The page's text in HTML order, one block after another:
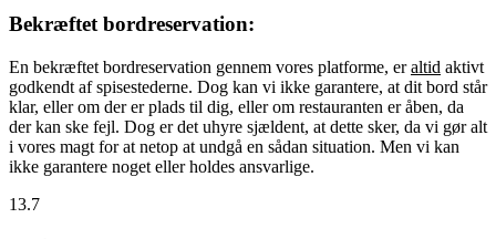
Bekræftet bordreservation:
En bekræftet bordreservation gennem vores platforme, eraltid aktivt
godkendt af spisestederne. Dog kan vi ikke garantere, at dit bord står
klar, eller om der er plads til dig, eller om restauranten er åben, da
der kan ske fejl. Dog er det uhyre sjældent, at dette sker, da vi gør alt
i vores magt for at netop at undgå en sådan situation. Men vi kan
ikke garantere noget eller holdes ansvarlige.
13.7